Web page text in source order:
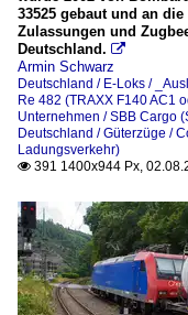
33525 gebaut und an
Zulassungen und
Deutschland. 
Armin Schwarz
Deutschland / E-Loks /
Re 482 (TRAXX F140 AC1
Unternehmen / SBB Cargo
Deutschland / Güterzüge /
Ladungsverkehr)
 391 1400x944 Px,